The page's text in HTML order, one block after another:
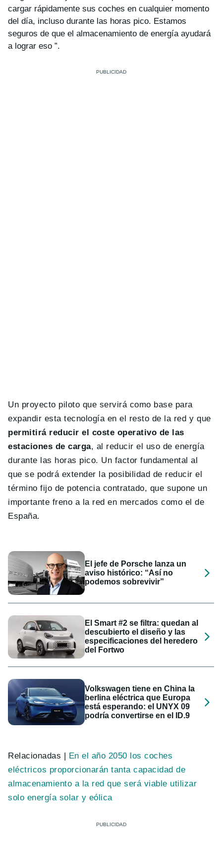
cargar rápidamente sus coches en cualquier momento
del día, incluso durante las horas pico. Estamos
seguros de que el almacenamiento de energía ayudará
a lograr eso ”.
Un proyecto piloto que servirá como base para
expandir esta tecnología en el resto de la red y que
permitirá reducir el coste operativo de las
estaciones de carga, al reducir el uso de energía
durante las horas pico. Un factor fundamental al
que se podrá extender la posibilidad de reducir el
término fijo de potencia contratado, que supone un
importante freno a la red en mercados como el de
España.
El jefe de Porsche lanza un
aviso histórico: “Así no
podemos sobrevivir”
El Smart #2 se filtra: quedan al
descubierto el diseño y las
especificaciones del heredero
del Fortwo
Volkswagen tiene en China la
berlina eléctrica que Europa
está esperando: el UNYX 09
podría convertirse en el ID.9
Relacionadas |
En el año 2050 los coches
eléctricos proporcionarán tanta capacidad de
almacenamiento a la red que será viable utilizar
solo energía solar y eólica